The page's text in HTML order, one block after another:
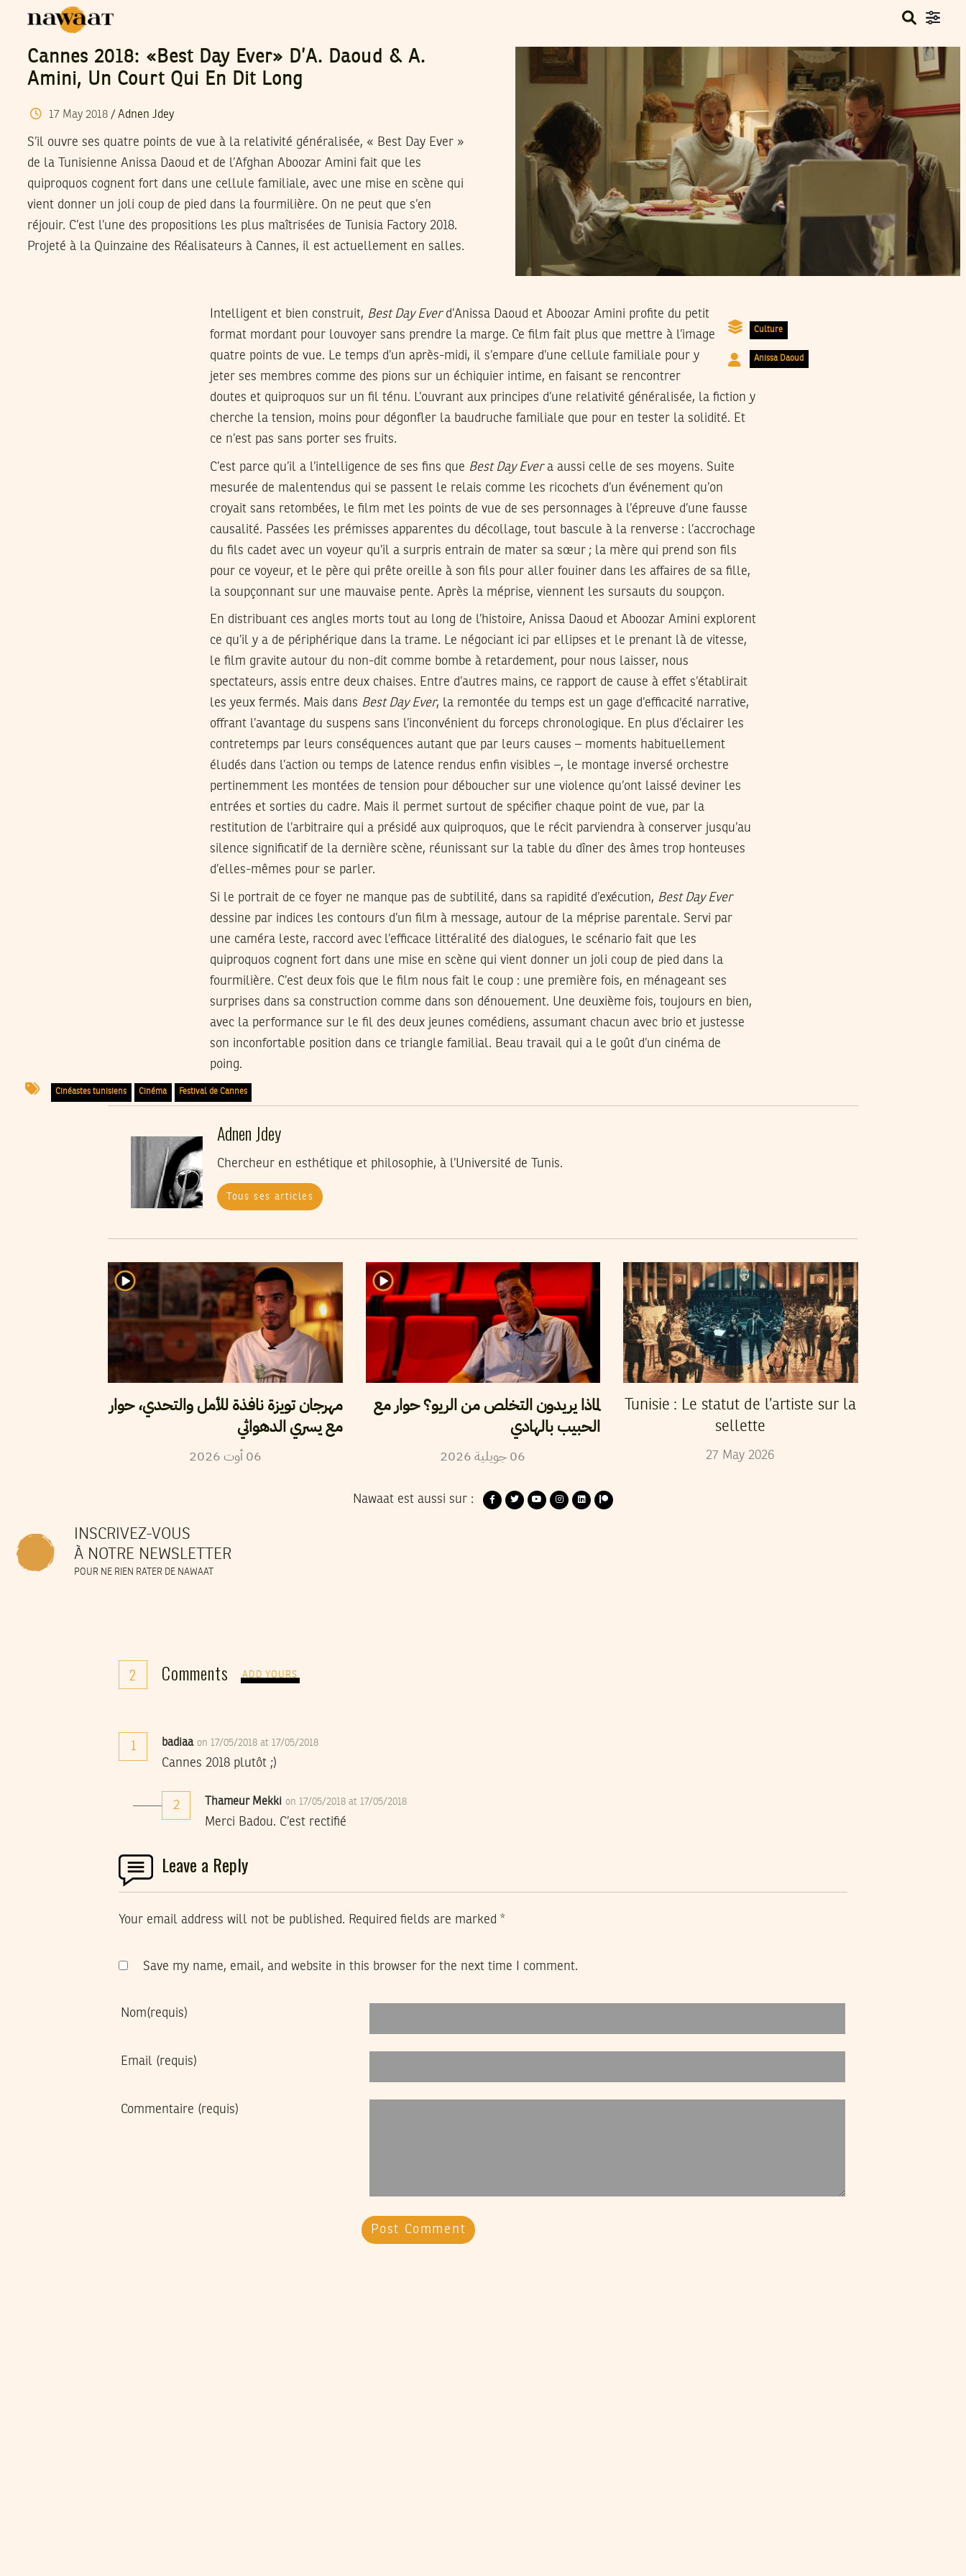
Cannes 2018: «Best Day Ever» D’A. Daoud & A.
Amini, Un Court Qui En Dit Long
17 May 2018/ Adnen Jdey
S’il ouvre ses quatre points de vue à la relativité généralisée, « Best Day Ever »
de la Tunisienne Anissa Daoud et de l’Afghan Aboozar Amini fait que les
quiproquos cognent fort dans une cellule familiale, avec une mise en scène qui
vient donner un joli coup de pied dans la fourmilière. On ne peut que s’en
réjouir. C’est l’une des propositions les plus maîtrisées de Tunisia Factory 2018.
Projeté à la Quinzaine des Réalisateurs à Cannes, il est actuellement en salles.
Culture
Anissa Daoud
Intelligent et bien construit, Best Day Everd’Anissa Daoud et Aboozar Amini profite du petit
format mordant pour louvoyer sans prendre la marge. Ce film fait plus que mettre à l’image
quatre points de vue. Le temps d’un après-midi, il s’empare d’une cellule familiale pour y
jeter ses membres comme des pions sur un échiquier intime, en faisant se rencontrer
doutes et quiproquos sur un fil ténu. L’ouvrant aux principes d’une relativité généralisée, la fiction y
cherche la tension, moins pour dégonfler la baudruche familiale que pour en tester la solidité. Et
ce n’est pas sans porter ses fruits.
C’est parce qu’il a l’intelligence de ses fins que Best Day Evera aussi celle de ses moyens. Suite
mesurée de malentendus qui se passent le relais comme les ricochets d’un événement qu’on
croyait sans retombées, le film met les points de vue de ses personnages à l’épreuve d’une fausse
causalité. Passées les prémisses apparentes du décollage, tout bascule à la renverse : l’accrochage
du fils cadet avec un voyeur qu’il a surpris entrain de mater sa sœur ; la mère qui prend son fils
pour ce voyeur, et le père qui prête oreille à son fils pour aller fouiner dans les affaires de sa fille,
la soupçonnant sur une mauvaise pente. Après la méprise, viennent les sursauts du soupçon.
En distribuant ces angles morts tout au long de l’histoire, Anissa Daoud et Aboozar Amini explorent
ce qu’il y a de périphérique dans la trame. Le négociant ici par ellipses et le prenant là de vitesse,
le film gravite autour du non-dit comme bombe à retardement, pour nous laisser, nous
spectateurs, assis entre deux chaises. Entre d’autres mains, ce rapport de cause à effet s’établirait
les yeux fermés. Mais dans Best Day Ever, la remontée du temps est un gage d’efficacité narrative,
offrant l’avantage du suspens sans l’inconvénient du forceps chronologique. En plus d’éclairer les
contretemps par leurs conséquences autant que par leurs causes – moments habituellement
éludés dans l’action ou temps de latence rendus enfin visibles –, le montage inversé orchestre
pertinemment les montées de tension pour déboucher sur une violence qu’ont laissé deviner les
entrées et sorties du cadre. Mais il permet surtout de spécifier chaque point de vue, par la
restitution de l’arbitraire qui a présidé aux quiproquos, que le récit parviendra à conserver jusqu’au
silence significatif de la dernière scène, réunissant sur la table du dîner des âmes trop honteuses
d’elles-mêmes pour se parler.
Si le portrait de ce foyer ne manque pas de subtilité, dans sa rapidité d’exécution, Best Day Ever
dessine par indices les contours d’un film à message, autour de la méprise parentale. Servi par
une caméra leste, raccord avec l’efficace littéralité des dialogues, le scénario fait que les
quiproquos cognent fort dans une mise en scène qui vient donner un joli coup de pied dans la
fourmilière. C’est deux fois que le film nous fait le coup : une première fois, en ménageant ses
surprises dans sa construction comme dans son dénouement. Une deuxième fois, toujours en bien,
avec la performance sur le fil des deux jeunes comédiens, assumant chacun avec brio et justesse
son inconfortable position dans ce triangle familial. Beau travail qui a le goût d’un cinéma de
poing.
Cinéastes tunisiens Cinéma Festival de Cannes
Adnen Jdey
Chercheur en esthétique et philosophie, à l’Université de Tunis.
Tous ses articles
مهرجان تويزة نافذة للأمل والتحدي، حوار
مع يسري الدهواثي
06أوت2026
لماذا يريدون التخلص من الريو؟ حوار مع
الحبيب بالهادي
06جويلية 2026
Tunisie : Le statut de l’artiste sur la
sellette
27 May 2026
Nawaat est aussi sur :
INSCRIVEZ-VOUS
À NOTRE NEWSLETTER
POUR NE RIEN RATER DE NAWAAT
2 Comments ADD YOURS
1 badiaa on 17/05/2018 at 17/05/2018
Cannes 2018 plutôt ;)
2 Thameur Mekki on 17/05/2018 at 17/05/2018
Merci Badou. C’est rectifié
Leave a Reply
Your email address will not be published. Required fields are marked*
Save my name, email, and website in this browser for the next time I comment.
Nom(requis)
Email (requis)
Commentaire (requis)